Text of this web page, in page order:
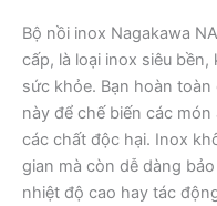
Bộ nồi inox Nagakawa
cấp, là loại inox siêu
sức khỏe. Bạn hoàn
này để chế biến các
các chất độc hại. Inox
gian mà còn dễ dàng
nhiệt độ cao hay tác